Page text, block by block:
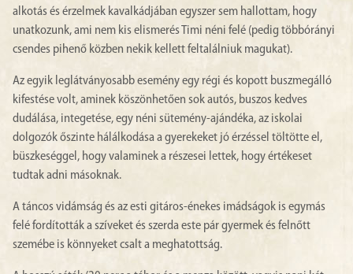
alkotás és érzelmek kavalkádjában egyszer sem hallottam, hogy
unatkozunk, ami nem kis elismerés Timi néni felé (pedig többórányi
csendes pihenő közben nekik kellett feltalálniuk magukat).
Az egyik leglátványosabb esemény egy régi és kopott buszmegálló
kifestése volt, aminek köszönhetően sok autós, buszos kedves
dudálása, integetése, egy néni sütemény-ajándéka, az iskolai
dolgozók őszinte hálálkodása a gyerekeket jó érzéssel töltötte el,
büszkeséggel, hogy valaminek a részesei lettek, hogy értékeset
tudtak adni másoknak.
A táncos vidámság és az esti gitáros-énekes imádságok is egymás
felé fordították a szíveket és szerda este pár gyermek és felnőtt
szemébe is könnyeket csalt a meghatottság.